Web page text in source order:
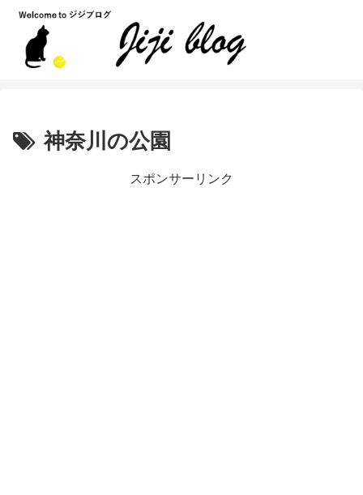
神奈川の公園
スポンサーリンク